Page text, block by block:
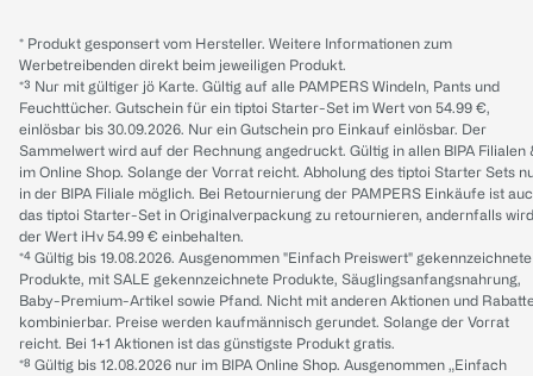
* Produkt gesponsert vom Hersteller. Weitere Informationen zum
Werbetreibenden direkt beim jeweiligen Produkt.
*³ Nur mit gültiger jö Karte. Gültig auf alle PAMPERS Windeln, Pants und
Feuchttücher. Gutschein für ein tiptoi Starter-Set im Wert von 54.99 €,
einlösbar bis 30.09.2026. Nur ein Gutschein pro Einkauf einlösbar. Der
Sammelwert wird auf der Rechnung angedruckt. Gültig in allen BIPA Filialen
im Online Shop. Solange der Vorrat reicht. Abholung des tiptoi Starter Sets
in der BIPA Filiale möglich. Bei Retournierung der PAMPERS Einkäufe ist
das tiptoi Starter-Set in Originalverpackung zu retournieren, andernfalls wird
der Wert iHv 54.99 € einbehalten.
*⁴ Gültig bis 19.08.2026. Ausgenommen "Einfach Preiswert" gekennzeichnete
Produkte, mit SALE gekennzeichnete Produkte, Säuglingsanfangsnahrung,
Baby-Premium-Artikel sowie Pfand. Nicht mit anderen Aktionen und
kombinierbar. Preise werden kaufmännisch gerundet. Solange der Vorrat
reicht. Bei 1+1 Aktionen ist das günstigste Produkt gratis.
*⁸ Gültig bis 12.08.2026 nur im BIPA Online Shop. Ausgenommen „Einfach